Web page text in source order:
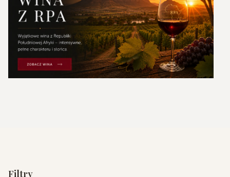
Filtry